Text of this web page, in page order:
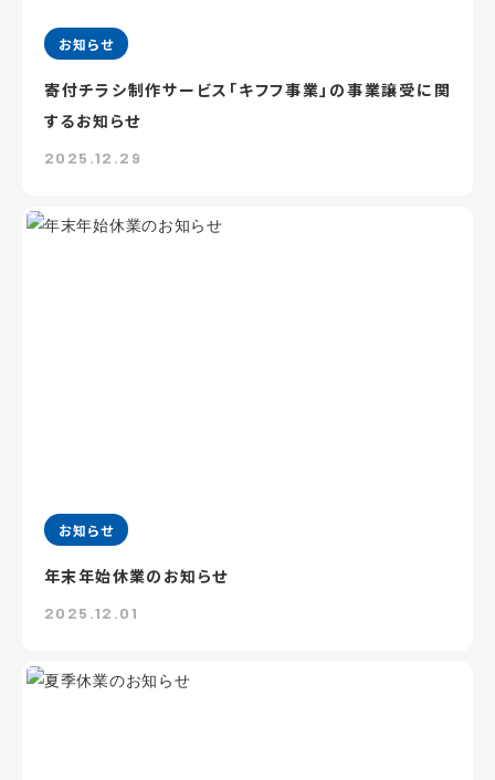
お知らせ
寄付チラシ制作サービス「キフフ事業」の事業譲受に関
するお知らせ
2025.12.29
お知らせ
年末年始休業のお知らせ
2025.12.01